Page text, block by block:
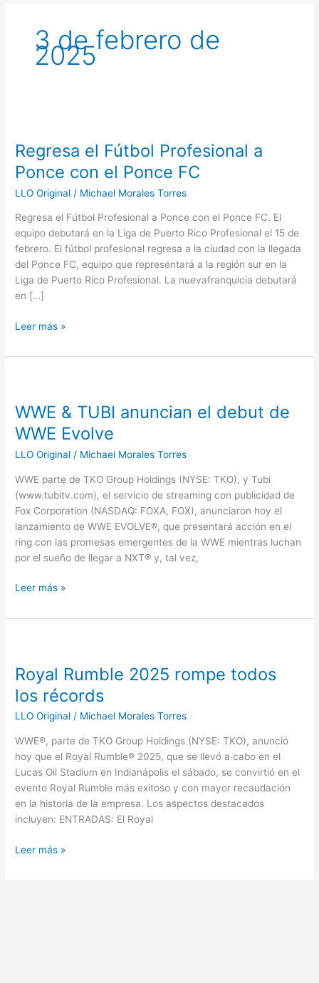
3 de febrero de
2025
Regresa el Fútbol Profesional a
Ponce con el Ponce FC
LLO Original / Michael Morales Torres
Regresa el Fútbol Profesional a Ponce con el Ponce FC. El
equipo debutará en la Liga de Puerto Rico Profesional el 15 de
febrero. El fútbol profesional regresa a la ciudad con la llegada
del Ponce FC, equipo que representará a la región sur en la
Liga de Puerto Rico Profesional. La nuevafranquicia debutará
en […]
Fútbol
Profesional
a
Ponce
con
Ponce
FC
Leer más »
WWE & TUBI anuncian el debut de
WWE Evolve
LLO Original / Michael Morales Torres
WWE parte de TKO Group Holdings (NYSE: TKO), y Tubi
(www.tubitv.com), el servicio de streaming con publicidad de
Fox Corporation (NASDAQ: FOXA, FOX), anunciaron hoy el
lanzamiento de WWE EVOLVE®, que presentará acción en el
ring con las promesas emergentes de la WWE mientras luchan
por el sueño de llegar a NXT® y, tal vez,
TUBI
anuncian
el
debut
WWE
Leer más »
Royal Rumble 2025 rompe todos
los récords
LLO Original / Michael Morales Torres
WWE®, parte de TKO Group Holdings (NYSE: TKO), anunció
hoy que el Royal Rumble® 2025, que se llevó a cabo en el
Lucas Oil Stadium en Indianápolis el sábado, se convirtió en el
evento Royal Rumble más exitoso y con mayor recaudación
en la historia de la empresa. Los aspectos destacados
incluyen: ENTRADAS: El Royal
2025
rompe
todos
los
récords
Leer más »